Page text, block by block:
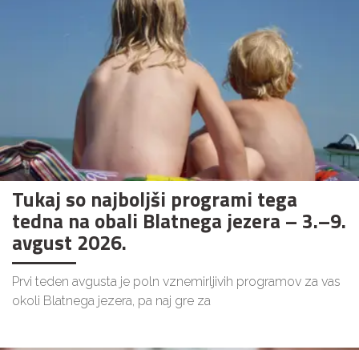
Tukaj so najboljši programi tega
tedna na obali Blatnega jezera – 3.–9.
avgust 2026.
Prvi teden avgusta je poln vznemirljivih programov za vas
okoli Blatnega jezera, pa naj gre za